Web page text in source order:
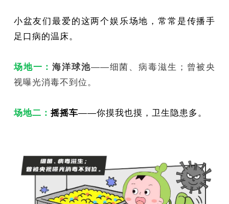
小盆友们最爱的这两个娱乐场地，常常是传播手
足口病的温床。
场地一：海洋球池——细菌、病毒滋生；曾被央
视曝光消毒不到位。
场地二： 摇摇车——你摸我也摸，卫生隐患多。